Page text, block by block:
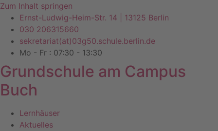
Zum Inhalt springen
Ernst-Ludwig-Heim-Str. 14 | 13125 Berlin
030 206315660
sekretariat(at)03g50.schule.berlin.de
Mo - Fr : 07:30 - 13:30
Grundschule am Campus
Buch
Lernhäuser
Aktuelles